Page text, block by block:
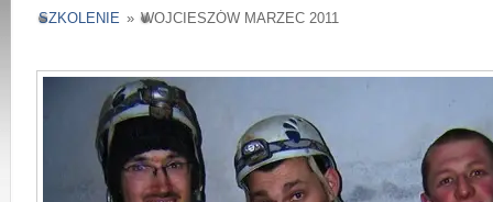
SZKOLENIE » WOJCIESZÓW MARZEC 2011